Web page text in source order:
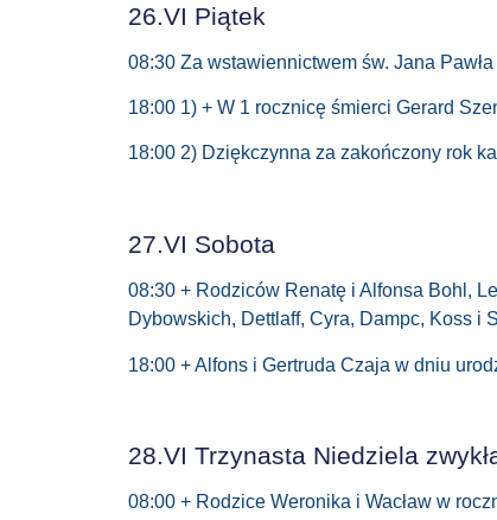
26.VI Piątek
08:30 Za wstawiennictwem św. Jana
18:00 1) + W 1 rocznicę śmierci Gerard
18:00 2) Dziękczynna za zakończony rok
27.VI Sobota
08:30 + Rodziców Renatę i Alfonsa Bohl,
Dybowskich, Dettlaff, Cyra, Dampc, Koss i
18:00 + Alfons i Gertruda Czaja w dniu
28.VI Trzynasta Niedziela
08:00 + Rodzice Weronika i Wacław w